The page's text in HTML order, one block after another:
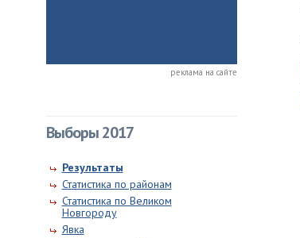
реклама на сайте
Выборы 2017
Результаты
Статистика по районам
Статистика по Великом
Новгороду
Явка